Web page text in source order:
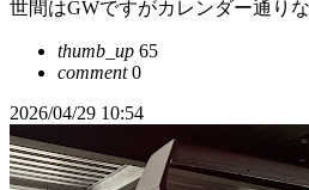
世間はGWですがカレンダー通り
thumb_up 65
comment0
2026/04/29 10:54